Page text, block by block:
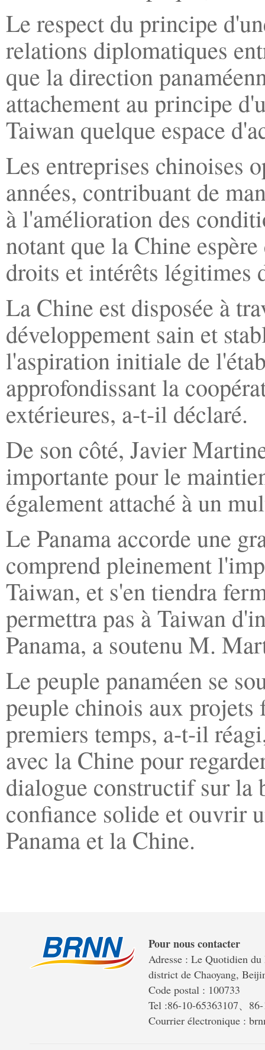
Le respect du principe
relations diplomatiques
que la direction
attachement au principe
Taiwan quelque espace
Les entreprises chinoises
années, contribuant de
à l'amélioration des
notant que la Chine
droits et intérêts légitimes
La Chine est disposée à
développement sain et
l'aspiration initiale de
approfondissant la
extérieures, a-t-il déclaré.
De son côté, Javier
importante pour le
également attaché à un
Le Panama accorde une
comprend pleinement
Taiwan, et s'en tiendra
permettra pas à Taiwan
Panama, a soutenu M.
Le peuple panaméen se
peuple chinois aux projets
premiers temps, a-t-il
avec la Chine pour
dialogue constructif sur la
confiance solide et ouvrir
Panama et la Chine.
Pour nous contacter
Adresse : Le Quotidien
district de Chaoyang,
Code postal : 100733
Tel :86-10-65363107、
Courrier électronique :